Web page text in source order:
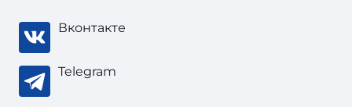
Вконтакте
Telegram